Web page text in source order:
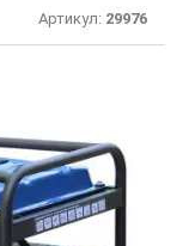
Артикул: 29976